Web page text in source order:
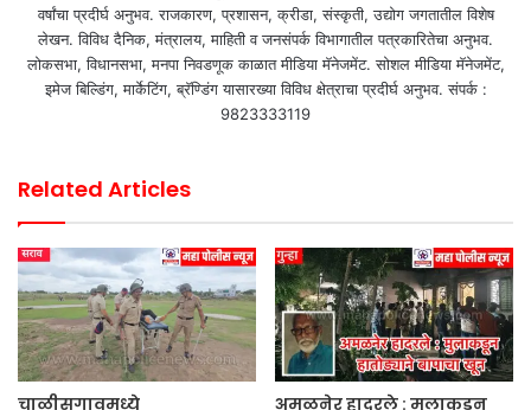
वर्षांचा प्रदीर्घ अनुभव. राजकारण, प्रशासन, क्रीडा, संस्कृती, उद्योग जगतातील विशेष
लेखन. विविध दैनिक, मंत्रालय, माहिती व जनसंपर्क विभागातील पत्रकारितेचा अनुभव.
लोकसभा, विधानसभा, मनपा निवडणूक काळात मीडिया मॅनेजमेंट. सोशल मीडिया मॅनेजमेंट,
इमेज बिल्डिंग, मार्केटिंग, ब्रॅण्डिंग यासारख्या विविध क्षेत्राचा प्रदीर्घ अनुभव. संपर्क :
9823333119
Related Articles
चाळीसगावमध्ये
अमळनेर हादरले : मुलाकडून